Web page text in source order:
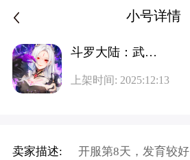
小号详情
斗罗大陆：武魂觉醒打金版（首次1折）
上架时间: 2025:12:13
卖家描述: 开服第8天，发育较好